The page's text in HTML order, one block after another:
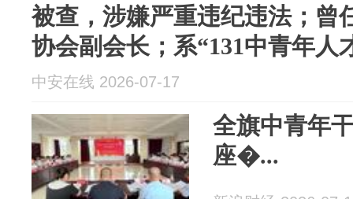
被查，涉嫌严重违纪违法；曾
协会副会长；系“131中青年人
中安在线 2026-07-17
全旗中青年
座�...